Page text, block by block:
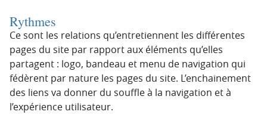
Rythmes
Ce sont les relations qu’entretiennent les différentes
pages du site par rapport aux éléments qu’elles
partagent : logo, bandeau et menu de navigation qui
fédèrent par nature les pages du site. L’enchainement
des liens va donner du souffle à la navigation et à
l’expérience utilisateur.